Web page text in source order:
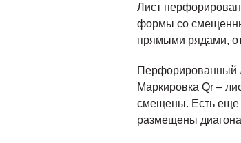
Лист
формы со
прямыми рядами,
Перфорированный
Маркировка Qr –
смещены. Есть еще
размещены